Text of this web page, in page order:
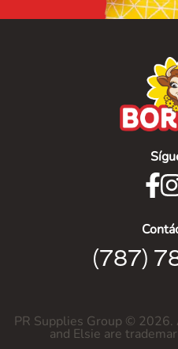
(787)
PR Supplies Group © 2026.
and Elsie are